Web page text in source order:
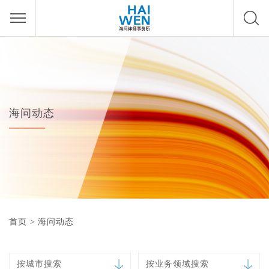
海问动态
首页 > 海问动态
按城市搜索 按业务领域搜索